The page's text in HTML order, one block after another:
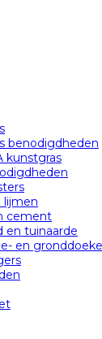
benodigdheden
kunstgras
lijmen
cement
en tuinaarde
en